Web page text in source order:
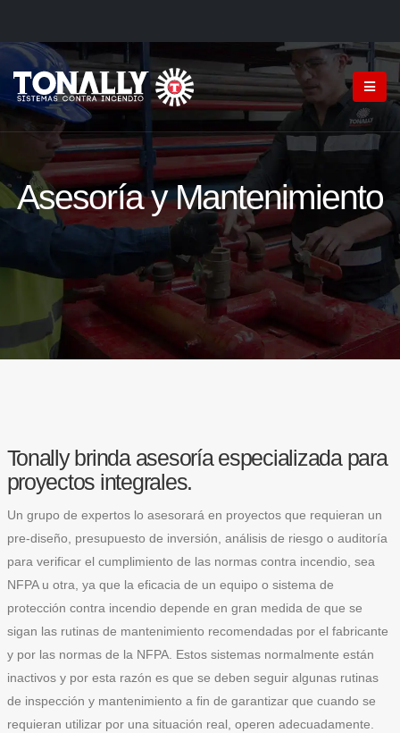
Asesoría y Mantenimiento
Tonally brinda asesoría especializada para
proyectos integrales.
Un grupo de expertos lo asesorará en proyectos que requieran un
pre-diseño, presupuesto de inversión, análisis de riesgo o auditoría
para verificar el cumplimiento de las normas contra incendio, sea
NFPA u otra, ya que la eficacia de un equipo o sistema de
protección contra incendio depende en gran medida de que se
sigan las rutinas de mantenimiento recomendadas por el fabricante
y por las normas de la NFPA. Estos sistemas normalmente están
inactivos y por esta razón es que se deben seguir algunas rutinas
de inspección y mantenimiento a fin de garantizar que cuando se
requieran utilizar por una situación real, operen adecuadamente.